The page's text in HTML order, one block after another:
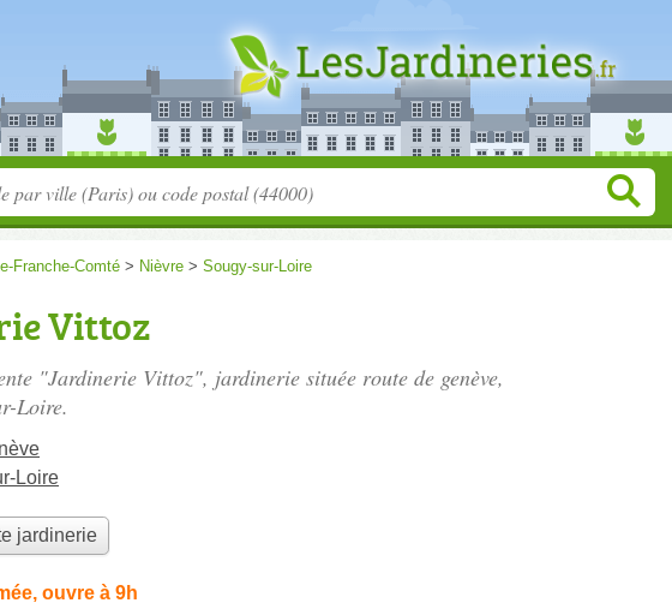
Franche-Comté > Nièvre > Sougy-sur-Loire
Vittoz
"Jardinerie Vittoz", jardinerie située route de genève,
Loire.
Loire
jardinerie
ouvre à 9h